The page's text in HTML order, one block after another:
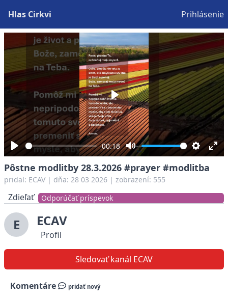
Hlas Cirkvi Prihlásenie
Play
-00:18
Mute Settings
Play
Pôstne modlitby 28.3.2026 #prayer #modlitba
pridal: ECAV | dňa: 28 03 2026 | zobrazení: 555
Zdieľať Odporúčať príspevok
E ECAV
Profil
Sledovať kanál ECAV
Komentáre pridať nový